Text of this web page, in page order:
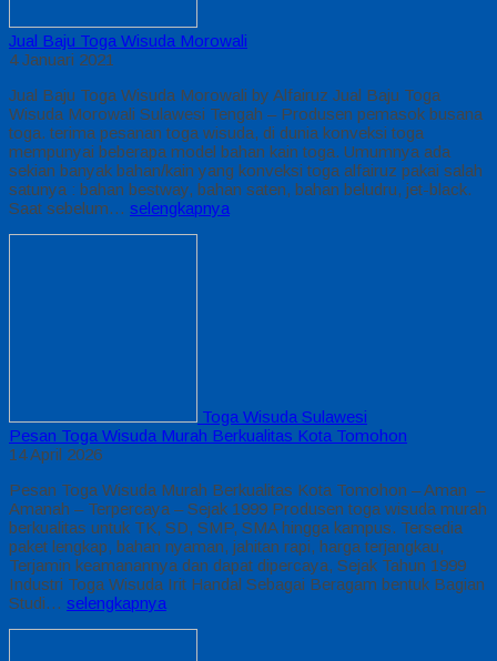
Jual Baju Toga Wisuda Morowali
4 Januari 2021
Jual Baju Toga Wisuda Morowali by Alfairuz Jual Baju Toga
Wisuda Morowali Sulawesi Tengah – Produsen pemasok busana
toga. terima pesanan toga wisuda, di dunia konveksi toga
mempunyai beberapa model bahan kain toga. Umumnya ada
sekian banyak bahan/kain yang konveksi toga alfairuz pakai salah
satunya : bahan bestway, bahan saten, bahan beludru, jet-black.
Saat sebelum… selengkapnya
Toga Wisuda Sulawesi
Pesan Toga Wisuda Murah Berkualitas Kota Tomohon
14 April 2026
Pesan Toga Wisuda Murah Berkualitas Kota Tomohon – Aman –
Amanah – Terpercaya – Sejak 1999 Produsen toga wisuda murah
berkualitas untuk TK, SD, SMP, SMA hingga kampus. Tersedia
paket lengkap, bahan nyaman, jahitan rapi, harga terjangkau,
Terjamin keamanannya dan dapat dipercaya, Sejak Tahun 1999
Industri Toga Wisuda Irit Handal Sebagai Beragam bentuk Bagian
Studi… selengkapnya